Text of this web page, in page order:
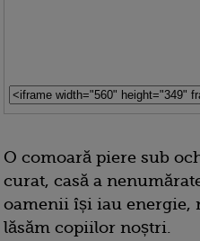
O comoară piere sub
curat, casă a
oamenii își iau energie,
lăsăm copiilor noștri.